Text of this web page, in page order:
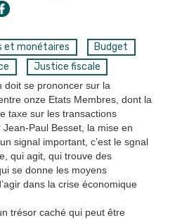
et monétaires
Budget
Justice fiscale
doit se prononcer sur la
onze Etats Membres, dont la
taxe sur les transactions
Paul Besset, la mise en
signal important, c’est le sgnal
qui agit, qui trouve des
se donne les moyens
dans la crise économique
trésor caché qui peut être